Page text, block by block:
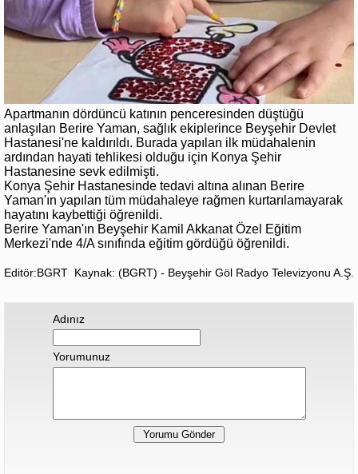
Apartmanın dördüncü katının penceresinden düştüğü
anlaşılan Berire Yaman, sağlık ekiplerince Beyşehir Devlet
Hastanesi'ne kaldırıldı. Burada yapılan ilk müdahalenin
ardından hayati tehlikesi olduğu için Konya Şehir
Hastanesine sevk edilmişti.
Konya Şehir Hastanesinde tedavi altına alınan Berire
Yaman'ın yapılan tüm müdahaleye rağmen kurtarılamayarak
hayatını kaybettiği öğrenildi.
Berire Yaman'ın Beyşehir Kamil Akkanat Özel Eğitim
Merkezi'nde 4/A sınıfında eğitim gördüğü öğrenildi.
Editör:BGRT Kaynak: (BGRT) - Beyşehir Göl Radyo Televizyonu A.Ş.
Adınız
Yorumunuz